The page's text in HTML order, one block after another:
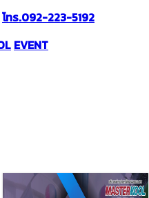
โทร.092-223-5192
EVENT